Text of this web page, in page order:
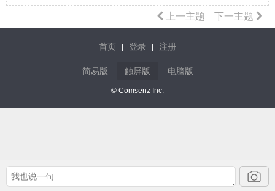
下一主题
上一主题
首页 登录 注册
简易版 触屏版 电脑版
© Comsenz Inc.